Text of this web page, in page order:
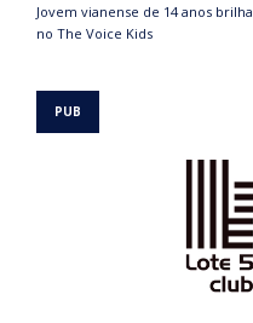
Jovem vianense de 14 anos brilha
no The Voice Kids